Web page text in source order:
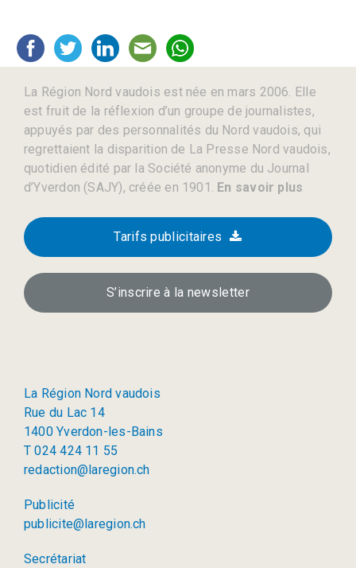
La Région Nord vaudois est née en mars 2006. Elle
est fruit de la réflexion d’un groupe de journalistes,
appuyés par des personnalités du Nord vaudois, qui
regrettaient la disparition de La Presse Nord vaudois,
quotidien édité par la Société anonyme du Journal
d’Yverdon (SAJY), créée en 1901. En savoir plus
Tarifs publicitaires
S’inscrire à la newsletter
La Région Nord vaudois
Rue du Lac 14
1400 Yverdon-les-Bains
T 024 424 11 55
redaction@laregion.ch
Publicité
publicite@laregion.ch
Secrétariat